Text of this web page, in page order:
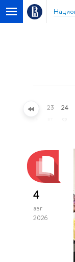
22 23 24
4
авг
2026